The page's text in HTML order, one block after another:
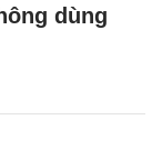
dùng